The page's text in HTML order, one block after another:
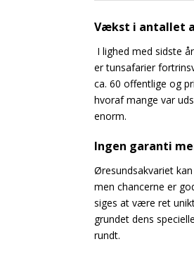
Vækst i antallet
I lighed med sidste
er tunsafarier
ca. 60 offentlige og
hvoraf mange var
enorm.
Ingen garanti
Øresundsakvariet
men chancerne er
siges at være ret
grundet dens
rundt.